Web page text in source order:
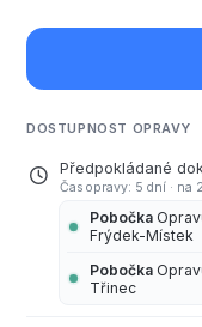
DOSTUPNOST OPRAVY
Předpokládané
Čas opravy: 5 dní · na
Pobočka
Frýdek-Místek
Pobočka
Třinec